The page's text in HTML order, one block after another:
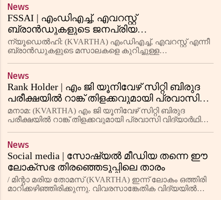
സുധാകരന്‍
News
FSSAI | എംഡിഎച്ച്, എവറസ്റ്റ്
ബ്രാൻഡുകളുടെ ജനപ്രിയ
കറിമസാലകളിൽ കാൻസറിന്
കാരണമാകുന്ന എഥിലീൻ ഓക്സൈഡിൻ്റെ
അംശങ്ങളൊന്നും കണ്ടെത്തിയിട്ടില്ലെന്ന്
ഭക്ഷ്യ സുരക്ഷാ വകുപ്പ്
ന്യൂഡെൽഹി: (KVARTHA) എംഡിഎച്ച്, എവറസ്റ്റ് എന്നീ
ബ്രാൻഡുകളുടെ മസാലകളെ കുറിച്ചുള്ള
സുപ്രധാന റിപ്പോർട്ട് പുറത്തിറക്കി. അംഗ
News
Rank Holder | എം ജി യൂനിവേഴ് സിറ്റി ബിരുദ
പരീക്ഷയില്‍ റാങ്ക് തിളക്കവുമായി പ്രവാസി
വിദ്യാര്‍ഥിനി
മനാമ: (KVARTHA) എം ജി യൂനിവേഴ് സിറ്റി ബിരുദ
പരീക്ഷയില്‍ റാങ്ക് തിളക്കവുമായി പ്രവാസി വിദ്യാര്‍ഥിനി.
സബിനിക്
News
Social media | സോഷ്യൽ മീഡിയ തന്നെ ഈ
ലോക്‌സഭ തിരഞ്ഞെടുപ്പിലെ താരം
/ മിന്റാ മരിയ തോമസ് (KVARTHA) ഇന്ന് ലോകം ഒത്തിരി
മാറിക്കഴിഞ്ഞിരിക്കുന്നു. വിവരസാങ്കേതിക വിദ്യയിൽ